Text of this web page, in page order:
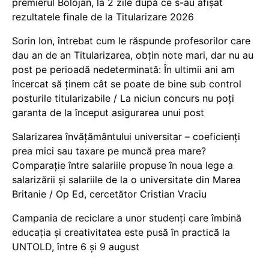
premierul Bolojan, la 2 zile după ce s-au afișat
rezultatele finale de la Titularizare 2026
Sorin Ion, întrebat cum le răspunde profesorilor care
dau an de an Titularizarea, obțin note mari, dar nu au
post pe perioadă nedeterminată: În ultimii ani am
încercat să ținem cât se poate de bine sub control
posturile titularizabile / La niciun concurs nu poți
garanta de la început asigurarea unui post
Salarizarea învățământului universitar – coeficienți
prea mici sau taxare pe muncă prea mare?
Comparație între salariile propuse în noua lege a
salarizării și salariile de la o universitate din Marea
Britanie / Op Ed, cercetător Cristian Vraciu
Campania de reciclare a unor studenți care îmbină
educația și creativitatea este pusă în practică la
UNTOLD, între 6 și 9 august